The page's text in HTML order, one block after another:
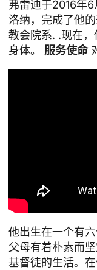
弗雷迪于2016年
洛纳，完成了他
教会院系. .现在
身体。 服务使命
他出生在一个有
父母有着朴素而
基督徒的生活。